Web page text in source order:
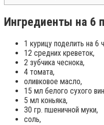
Ингредиенты на 6
1 курицу поделить на 6
12 средних креветок,
2 зубчика чеснока,
4 томата,
оливковое масло,
15 мл белого сухого
5 мл коньяка,
30 гр. пшеничной муки,
соль,